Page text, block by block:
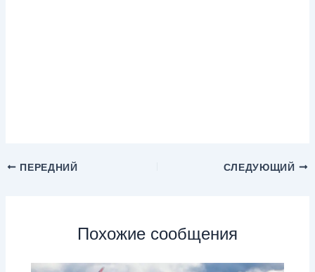
ПЕРЕДНИЙ СЛЕДУЮЩИЙ
Похожие сообщения